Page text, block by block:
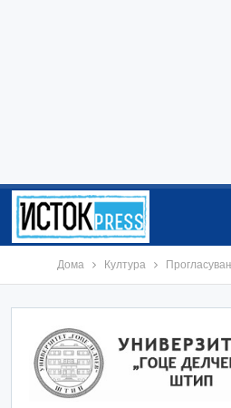
Дома Култура